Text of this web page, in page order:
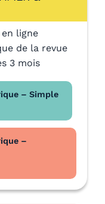
ligne
de la revue
3 mois
– Simple
–